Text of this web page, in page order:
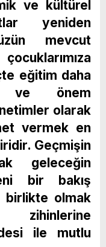
ve kültürel
yeniden
mevcut
eğitim daha
ve önem
olarak
vermek en
Geçmişin
geleceğin
bir bakış
birlikte olmak
zihinlerine
ile mutlu